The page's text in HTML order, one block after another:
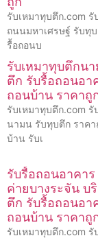
รับเหมาทุบตึก.com รั
ถนนมหาเศรษฐ์ รับทุ
รื้อถอนบ
รับเหมาทุบตึกน
ตึก รับรื้อถอนอา
ถอนบ้าน ราคาถู
รับเหมาทุบตึก.com รั
นามน รับทุบตึก ราคา
บ้าน รับเ
รับรื้อถอนอาคาร
ค่ายบางระจัน บ
ตึก รับรื้อถอนอา
ถอนบ้าน ราคาถู
รับเหมาทุบตึก.com รั